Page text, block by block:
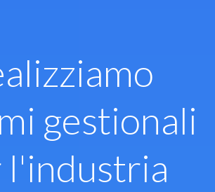
gestionali
l'industria